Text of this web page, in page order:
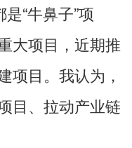
“牛鼻子”项
大项目，近期推
项目。我认为，
目、拉动产业链